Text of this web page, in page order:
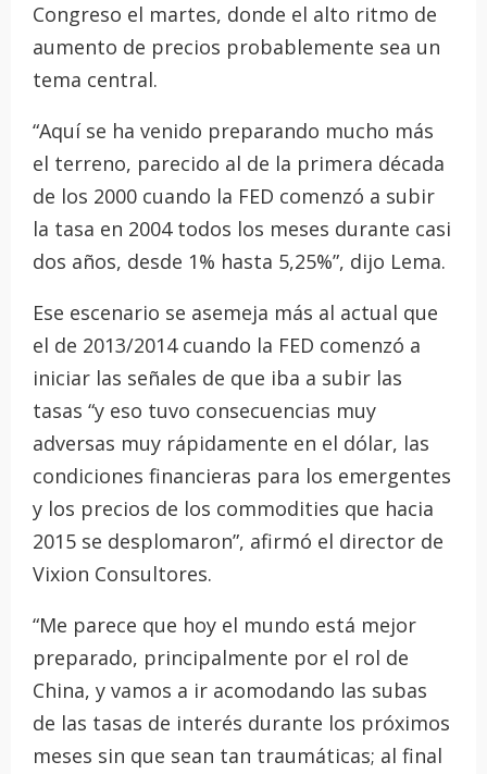
Congreso el martes, donde el alto ritmo de
aumento de precios probablemente sea un
tema central.
“Aquí se ha venido preparando mucho más
el terreno, parecido al de la primera década
de los 2000 cuando la FED comenzó a subir
la tasa en 2004 todos los meses durante casi
dos años, desde 1% hasta 5,25%”, dijo Lema.
Ese escenario se asemeja más al actual que
el de 2013/2014 cuando la FED comenzó a
iniciar las señales de que iba a subir las
tasas “y eso tuvo consecuencias muy
adversas muy rápidamente en el dólar, las
condiciones financieras para los emergentes
y los precios de los commodities que hacia
2015 se desplomaron”, afirmó el director de
Vixion Consultores.
“Me parece que hoy el mundo está mejor
preparado, principalmente por el rol de
China, y vamos a ir acomodando las subas
de las tasas de interés durante los próximos
meses sin que sean tan traumáticas; al final